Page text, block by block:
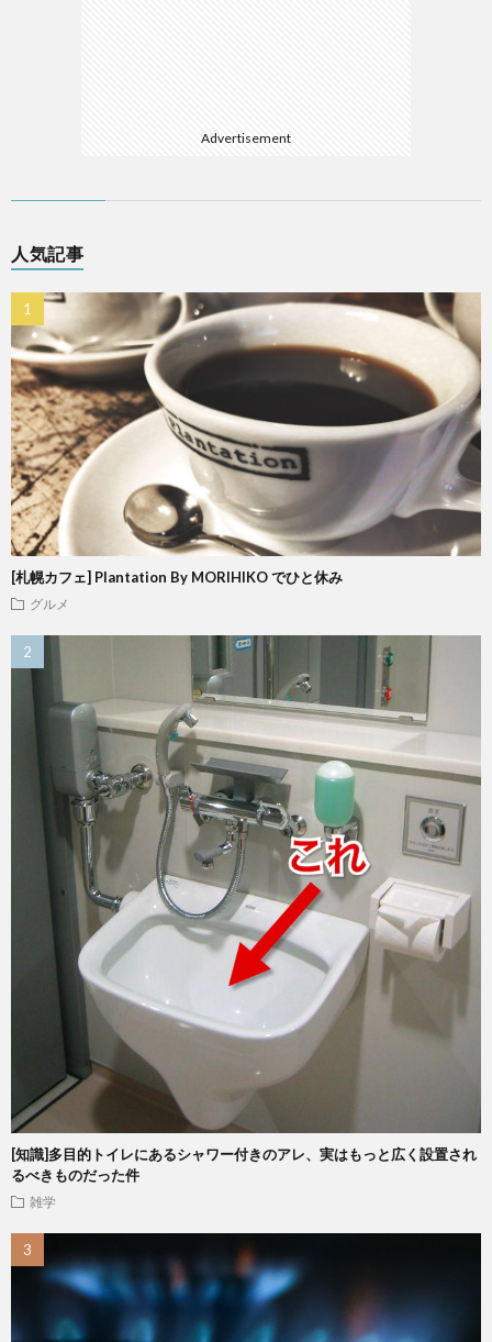
Advertisement
人気記事
[札幌カフェ] Plantation By MORIHIKO でひと休み
グルメ
[知識]多目的トイレにあるシャワー付きのアレ、実はもっと広く設置され
るべきものだった件
雑学